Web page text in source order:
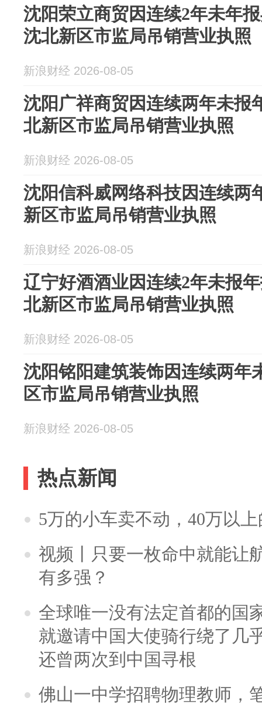
沈阳荣立商贸因连续2年未年
沈北新区市监局吊销营业执照
新浪财经 2026-08-05
沈阳广祥商贸因连续两年未报
北新区市监局吊销营业执照
新浪财经 2026-08-05
沈阳信科威网络科技因连续两
新区市监局吊销营业执照
新浪财经 2026-08-05
辽宁好酒酒业因连续2年未报
北新区市监局吊销营业执照
新浪财经 2026-08-05
沈阳铭阳建筑装饰因连续两年
区市监局吊销营业执照
新浪财经 2026-08-05
热点新闻
5万的小车卖不动，40万以
视频丨只要一枚命中就能让
有多强？
全球唯一没有法定首都的国
就邀请中国大使骑行绕了几
还曾两次到中国寻根
佛山一中学招聘物理教师，